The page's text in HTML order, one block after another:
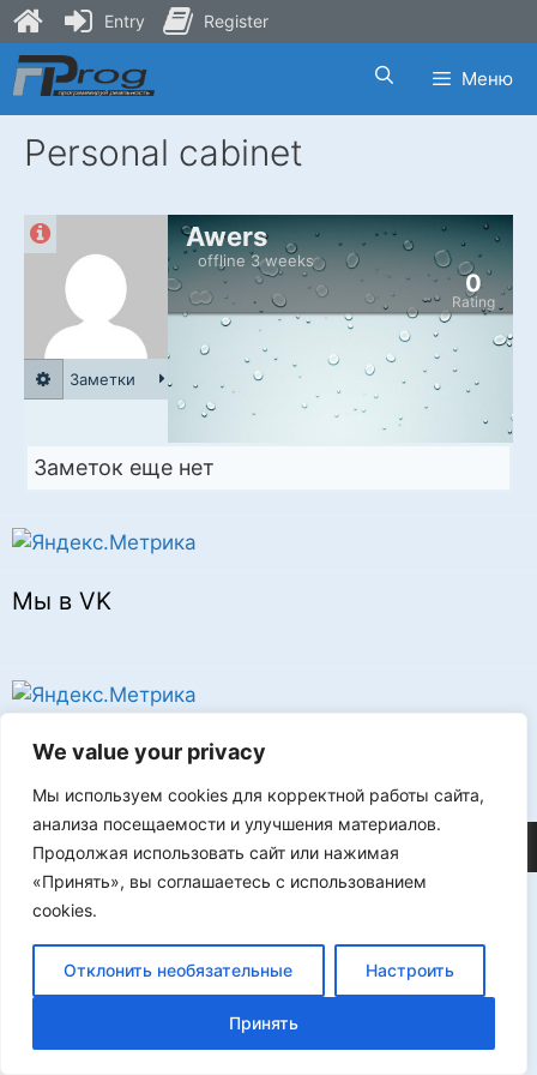
We value your privacy
Мы используем cookies для корректной работы сайта,
анализа посещаемости и улучшения материалов.
Продолжая использовать сайт или нажимая
«Принять», вы соглашаетесь с использованием
cookies.
Отклонить необязательные Настроить
Принять
Skip
to
content
Меню
Personal cabinet
Awers
offline 3 weeks
Rating
0
Заметки
Заметок еще нет
Мы в VK
Реклама
©2026 FLProg
Entry Register